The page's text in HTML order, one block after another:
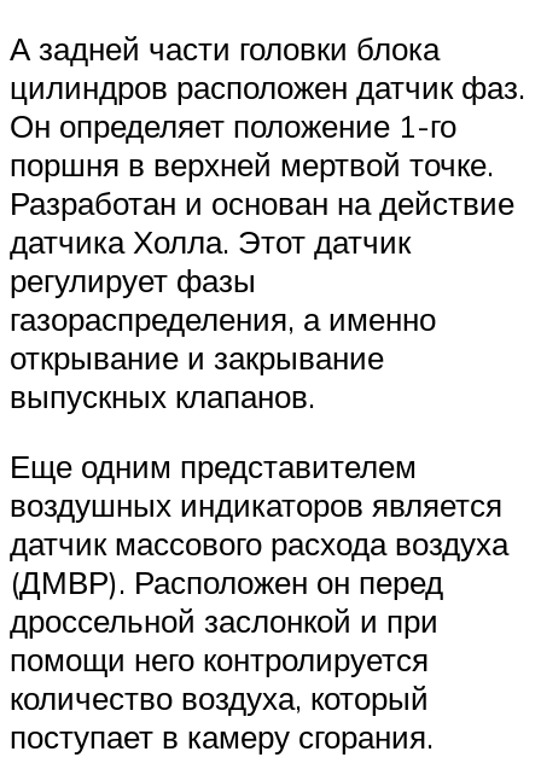
А задней части головки блока
цилиндров расположен датчик фаз.
Он определяет положение 1-го
поршня в верхней мертвой точке.
Разработан и основан на действие
датчика Холла. Этот датчик
регулирует фазы
газораспределения, а именно
открывание и закрывание
выпускных клапанов.
Еще одним представителем
воздушных индикаторов является
датчик массового расхода воздуха
(ДМВР). Расположен он перед
дроссельной заслонкой и при
помощи него контролируется
количество воздуха, который
поступает в камеру сгорания.